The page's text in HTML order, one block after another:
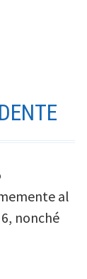
al
nonché